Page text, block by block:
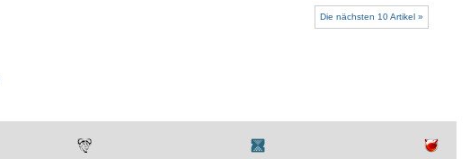
Die nächsten 10 Artikel »